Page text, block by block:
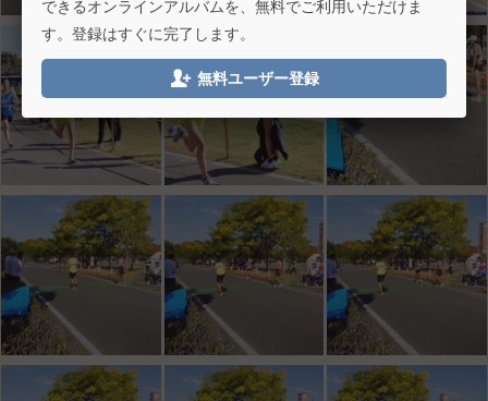
できるオンラインアルバムを、無料でご利用いただけま
す。登録はすぐに完了します。
 無料ユーザー登録